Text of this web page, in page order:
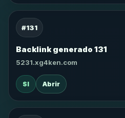
#131
Backlink generado 131
5231.xg4ken.com
SI Abrir